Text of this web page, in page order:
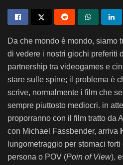
Da che mondo è mondo, siamo
di vedere i nostri giochi preferiti
partnership tra videogames e
stare sulle spine; il problema è
scrive, normalmente i film che
sempre piuttosto mediocri. in
proporranno con il film tratto da
con Michael Fassbender, arriva
lungometraggio per stomaci
persona o POV (Poin of View),